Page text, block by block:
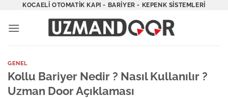
İçeriğeKOCAELI OTOMATIK KAPI - BARIYER - KEPENK SISTEMLERI
GENEL
Kollu Bariyer Nedir ? Nasıl Kullanılır ?
Uzman Door Açıklaması